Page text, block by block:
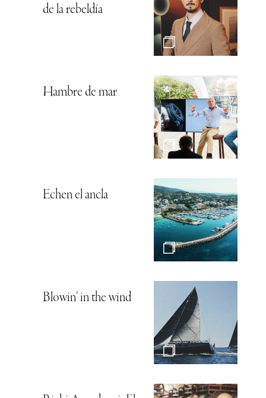
de la rebeldía
Hambre de mar
Echen el ancla
Blowin’ in the wind